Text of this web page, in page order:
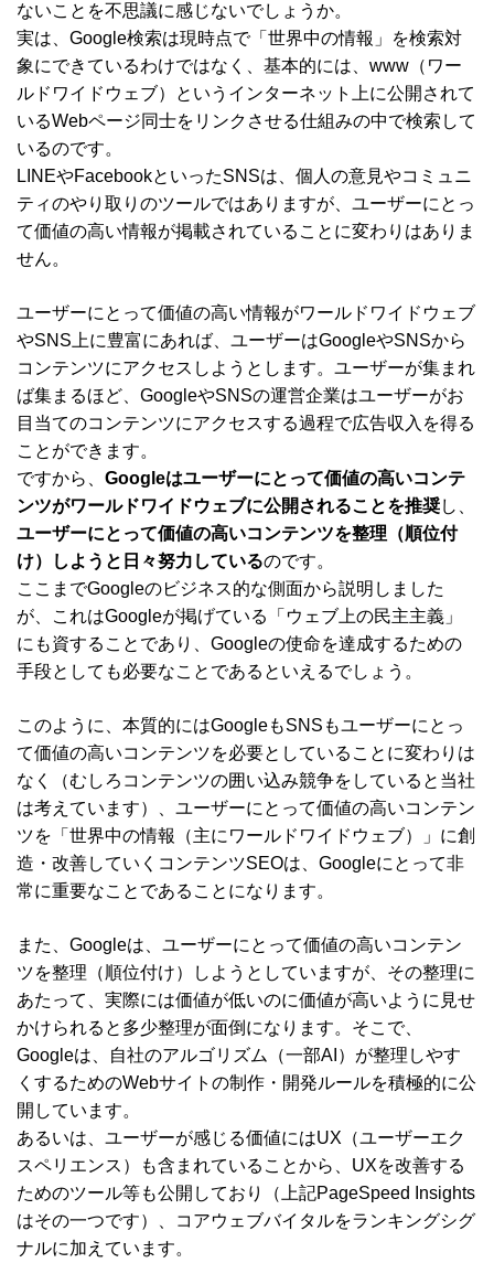
ないことを不思議に感じないでしょうか。
実は、Google検索は現時点で「世界中の情報」を検索対
象にできているわけではなく、基本的には、www（ワー
ルドワイドウェブ）というインターネット上に公開されて
いるWebページ同士をリンクさせる仕組みの中で検索して
いるのです。
LINEやFacebookといったSNSは、個人の意見やコミュニ
ティのやり取りのツールではありますが、ユーザーにとっ
て価値の高い情報が掲載されていることに変わりはありま
せん。
ユーザーにとって価値の高い情報がワールドワイドウェブ
やSNS上に豊富にあれば、ユーザーはGoogleやSNSから
コンテンツにアクセスしようとします。ユーザーが集まれ
ば集まるほど、GoogleやSNSの運営企業はユーザーがお
目当てのコンテンツにアクセスする過程で広告収入を得る
ことができます。
ですから、 Googleはユーザーにとって価値の高いコンテ
ンツがワールドワイドウェブに公開されることを推奨し、
ユーザーにとって価値の高いコンテンツを整理（順位付
け）しようと日々努力しているのです。
ここまでGoogleのビジネス的な側面から説明しました
が、これはGoogleが掲げている「ウェブ上の民主主義」
にも資することであり、Googleの使命を達成するための
手段としても必要なことであるといえるでしょう。
このように、本質的にはGoogleもSNSもユーザーにとっ
て価値の高いコンテンツを必要としていることに変わりは
なく（むしろコンテンツの囲い込み競争をしていると当社
は考えています）、ユーザーにとって価値の高いコンテン
ツを「世界中の情報（主にワールドワイドウェブ）」に創
造・改善していくコンテンツSEOは、Googleにとって非
常に重要なことであることになります。
また、Googleは、ユーザーにとって価値の高いコンテン
ツを整理（順位付け）しようとしていますが、その整理に
あたって、実際には価値が低いのに価値が高いように見せ
かけられると多少整理が面倒になります。そこで、
Googleは、自社のアルゴリズム（一部AI）が整理しやす
くするためのWebサイトの制作・開発ルールを積極的に公
開しています。
あるいは、ユーザーが感じる価値にはUX（ユーザーエク
スペリエンス）も含まれていることから、UXを改善する
ためのツール等も公開しており（上記PageSpeed Insights
はその一つです）、コアウェブバイタルをランキングシグ
ナルに加えています。